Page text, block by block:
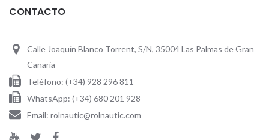
CONTACTO
Calle Joaquín Blanco Torrent, S/N, 35004 Las Palmas de Gran
Canaria
Teléfono: (+34) 928 296 811
WhatsApp: (+34) 680 201 928
Email: rolnautic@rolnautic.com